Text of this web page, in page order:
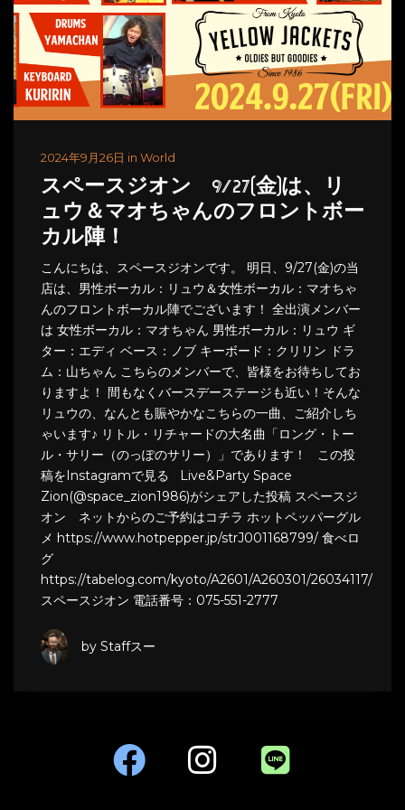
2024年9月26日 in World
スペースジオン 9/27(金)は、リ
ュウ＆マオちゃんのフロントボー
カル陣！
こんにちは、スペースジオンです。 明日、9/27(金)の当
店は、男性ボーカル：リュウ＆女性ボーカル：マオちゃ
んのフロントボーカル陣でございます！ 全出演メンバー
は 女性ボーカル：マオちゃん 男性ボーカル：リュウ ギ
ター：エディ ベース：ノブ キーボード：クリリン ドラ
ム：山ちゃん こちらのメンバーで、皆様をお待ちしてお
りますよ！ 間もなくバースデーステージも近い！そんな
リュウの、なんとも賑やかなこちらの一曲、ご紹介しち
ゃいます♪ リトル・リチャードの大名曲「ロング・トー
ル・サリー（のっぽのサリー）」であります！ この投
稿をInstagramで見る Live&Party Space
Zion(@space_zion1986)がシェアした投稿 スペースジ
オン ネットからのご予約はコチラ ホットペッパーグル
メ https://www.hotpepper.jp/strJ001168799/ 食べロ
グ
https://tabelog.com/kyoto/A2601/A260301/26034117/
スペースジオン 電話番号：075-551-2777
by Staffスー